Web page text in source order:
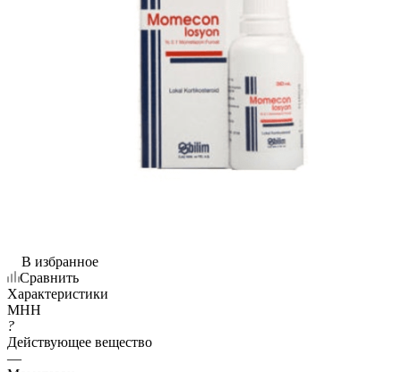
В избранное
Сравнить
Характеристики
МНН
?
Действующее вещество
—